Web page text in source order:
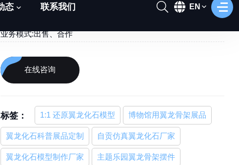
提货时间:付款后根据订货量15-30天发货
业务模式:出售、合作
在线咨询
标签： 1:1 还原翼龙化石模型 博物馆用翼龙骨架展品
翼龙化石科普展品定制 自贡仿真翼龙化石厂家
翼龙化石模型制作厂家 主题乐园翼龙骨架摆件